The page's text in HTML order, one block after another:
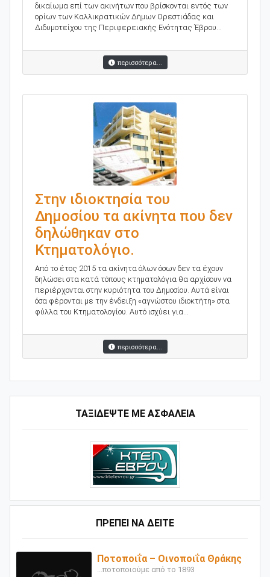
ΤΑΞΙΔΕΨΤΕ ΜΕ ΑΣΦΑΛΕΙΑ
ΠΡΕΠΕΙ ΝΑ ΔΕΙΤΕ
Ποτοποιΐα – Οινοποιΐα Θράκης
...ποτοποιούμε από το 1893
δικαίωμα επί των ακινήτων που βρίσκονται εντός των
ορίων των Καλλικρατικών Δήμων Ορεστιάδας και
Διδυμοτείχου της Περιφερειακής Ενότητας Έβρου...
περισσότερα...
Στην ιδιοκτησία του
Δημοσίου τα ακίνητα που δεν
δηλώθηκαν στο
Κτηματολόγιο.
Aπό το έτος 2015 τα ακίνητα όλων όσων δεν τα έχουν
δηλώσει στα κατά τόπους κτηματολόγια θα αρχίσουν να
περιέρχονται στην κυριότητα του Δημοσίου. Αυτά είναι
όσα φέρονται με την ένδειξη «αγνώστου ιδιοκτήτη» στα
φύλλα του Κτηματολογίου. Αυτό ισχύει για...
περισσότερα...